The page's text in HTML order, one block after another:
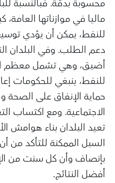
ماليا في موازناتها
للنفط، يمكن أن يؤدي
دعم الطلب. وفي البلدان
أضيق، وهي تشمل معظم
للنفط، ينبغي للحكومات
حماية الإنفاق على الصحة
الاجتماعية. ومع اكتساب
تعيد البلدان بناء هوامش
السبل الممكنة للتأكد من
بإنصاف وأن كل سنت من
أفضل النتائج.